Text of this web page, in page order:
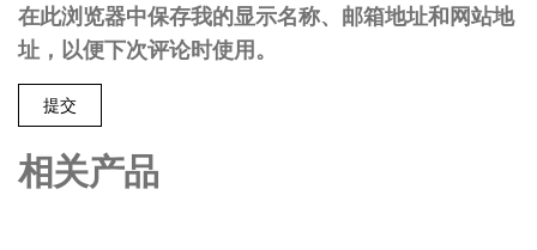
在此浏览器中保存我的显示名称、邮箱地址和网站地
址，以便下次评论时使用。
相关产品